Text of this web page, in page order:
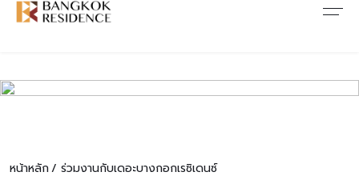
หน้าหลัก ร่วมงานกับเดอะบางกอกเรซิเดนซ์
บทความ&ข่าวสาร
บทความ
โปรโมชั่น
เกี่ยวกับเรา
เกี่ยวกับเรา
ติดต่อเรา
FAQ